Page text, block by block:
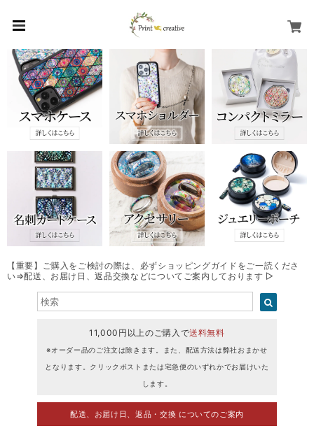
【重要】ご購入をご検討の際は、必ずショッピングガイドをご一読くださ
い⇒配送、お届け日、返品交換などについてご案内しております ▷
11,000円以上のご購入で送料無料
※オーダー品のご注文は除きます。また、配送方法は弊社おまかせ
となります。クリックポストまたは宅急便のいずれかでお届けいた
します。
配送、お届け日、返品・交換 についてのご案内